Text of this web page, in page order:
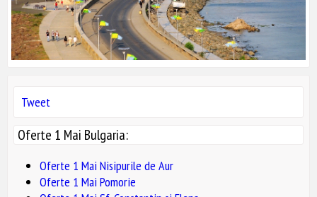
Tweet
Oferte 1 Mai Bulgaria:
Oferte 1 Mai Nisipurile de Aur
Oferte 1 Mai Pomorie